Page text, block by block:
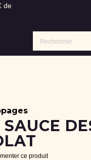
de
ce produit